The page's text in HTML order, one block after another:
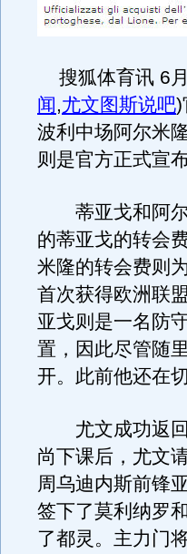
搜狐体育讯 6
闻,尤文图斯说吧)
波利中场阿尔米
则是官方正式宣布
蒂亚戈和阿尔
的蒂亚戈的转会
米隆的转会费则
首次获得欧洲联
亚戈则是一名防
置，因此尽管随
开。此前他还在
尤文成功返回
尚下课后，尤文
周乌迪内斯前锋
签下了莫利纳罗
了都灵。主力门